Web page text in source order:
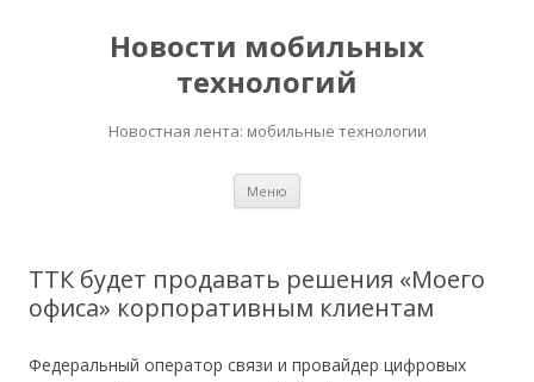
Новости мобильных
технологий
Новостная лента: мобильные технологии
Меню
ТТК будет продавать решения «Моего
офиса» корпоративным клиентам
Федеральный оператор связи и провайдер цифровых